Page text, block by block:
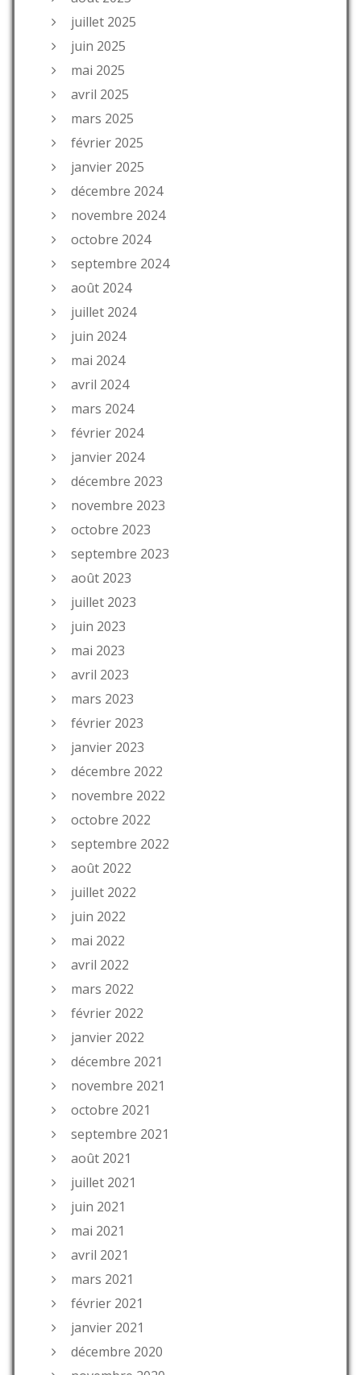
juillet 2025
juin 2025
mai 2025
avril 2025
mars 2025
février 2025
janvier 2025
décembre 2024
novembre 2024
octobre 2024
septembre 2024
août 2024
juillet 2024
juin 2024
mai 2024
avril 2024
mars 2024
février 2024
janvier 2024
décembre 2023
novembre 2023
octobre 2023
septembre 2023
août 2023
juillet 2023
juin 2023
mai 2023
avril 2023
mars 2023
février 2023
janvier 2023
décembre 2022
novembre 2022
octobre 2022
septembre 2022
août 2022
juillet 2022
juin 2022
mai 2022
avril 2022
mars 2022
février 2022
janvier 2022
décembre 2021
novembre 2021
octobre 2021
septembre 2021
août 2021
juillet 2021
juin 2021
mai 2021
avril 2021
mars 2021
février 2021
janvier 2021
décembre 2020